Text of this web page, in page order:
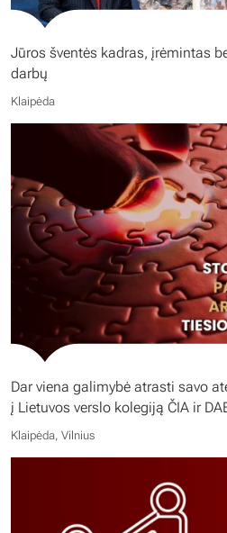
Jūros šventės kadras, įrėmintas
darbų
Klaipėda
Dar viena galimybė atrasti savo
į Lietuvos verslo kolegiją ČIA ir
Klaipėda, Vilnius